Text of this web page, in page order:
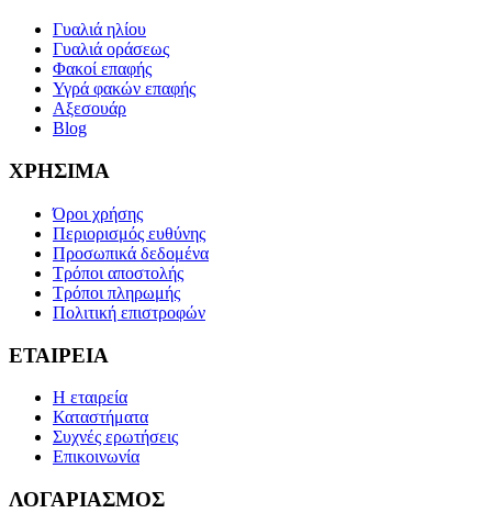
Γυαλιά ηλίου
Γυαλιά οράσεως
Φακοί επαφής
Υγρά φακών επαφής
Αξεσουάρ
Blog
ΧΡΗΣΙΜΑ
Όροι χρήσης
Περιορισμός ευθύνης
Προσωπικά δεδομένα
Τρόποι αποστολής
Τρόποι πληρωμής
Πολιτική επιστροφών
ΕΤΑΙΡΕΙΑ
Η εταιρεία
Καταστήματα
Συχνές ερωτήσεις
Επικοινωνία
ΛΟΓΑΡΙΑΣΜΟΣ